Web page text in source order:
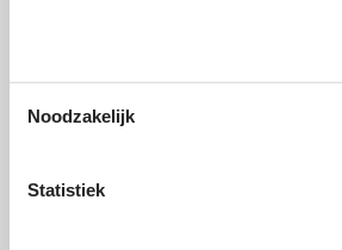
Beoordeling van 1 bevat commentaar
Noodzakelijk
Statistiek